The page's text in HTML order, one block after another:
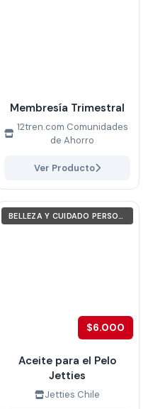
Membresía Trimestral
12tren.com Comunidades
de Ahorro
Ver Producto
BELLEZA Y CUIDADO PERSONAL
$6.000
Aceite para el Pelo
Jetties
Jetties Chile